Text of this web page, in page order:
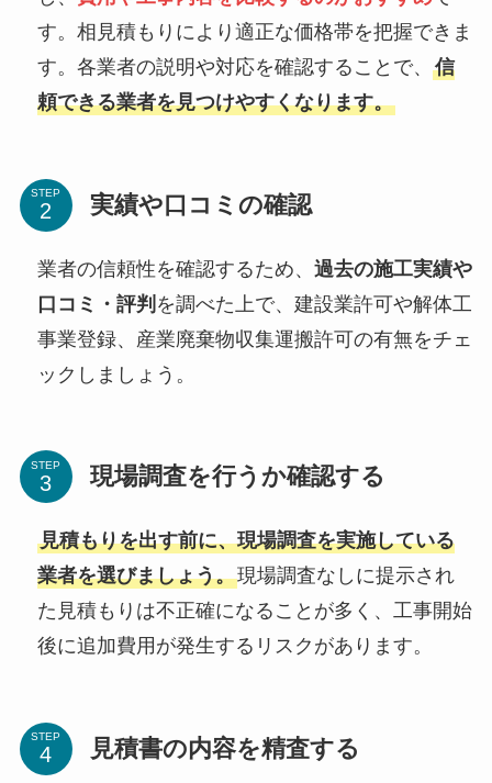
す。相見積もりにより適正な価格帯を把握できま
す。各業者の説明や対応を確認することで、 信
頼できる業者を見つけやすくなります。
STEP 実績や口コミの確認
業者の信頼性を確認するため、 過去の施工実績や
口コミ・評判 を調べた上で、建設業許可や解体工
事業登録、産業廃棄物収集運搬許可の有無をチェ
ックしましょう。
STEP 現場調査を行うか確認する
見積もりを出す前に、現場調査を実施している
業者を選びましょう。現場調査なしに提示され
た見積もりは不正確になることが多く、工事開始
後に追加費用が発生するリスクがあります。
STEP 見積書の内容を精査する